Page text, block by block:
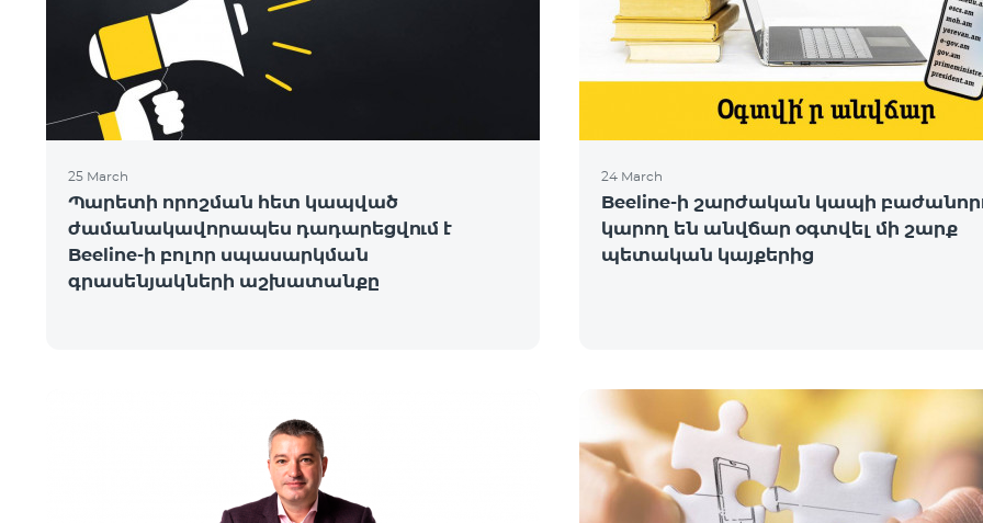
25 March
Պարետի որոշման հետ կապված
ժամանակավորապես դադարեցվում է
Beeline-ի բոլոր սպասարկման
գրասենյակների աշխատանքը
24 March
Beeline-ի շարժական կապի
կարող են անվճար օգտվել մի շարք
պետական կայքերից